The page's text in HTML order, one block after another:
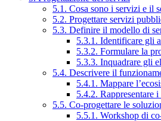
5.1. Cosa sono i servizi e il
5.2. Progettare servizi
5.3. Definire il modello di
5.3.1. Identificare gli
5.3.2. Formulare la
5.3.3. Inquadrare gli
5.4. Descrivere il
5.4.1. Mappare
5.4.2. Rappresentare
5.5. Co-progettare le
5.5.1. Workshop di